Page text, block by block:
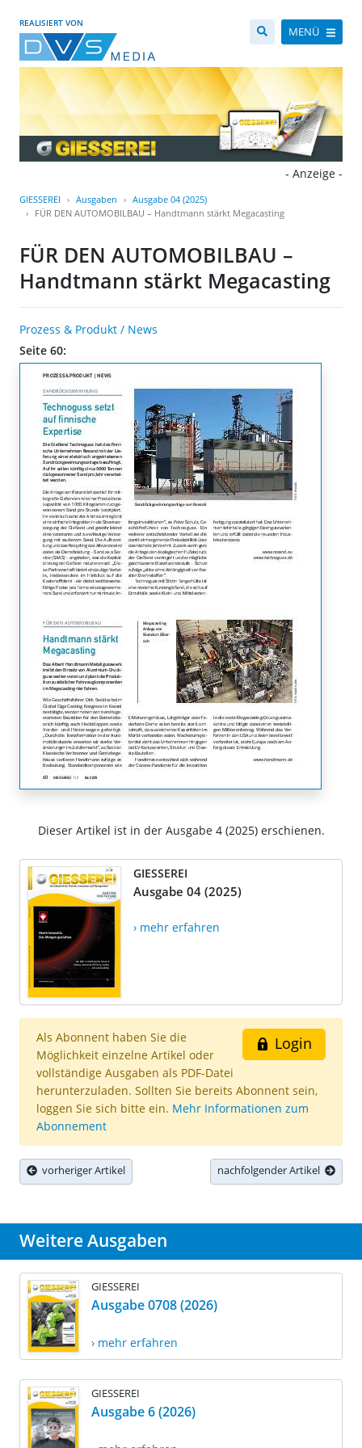
REALISIERT VON
MENÜ
- Anzeige -
GIESSEREI Ausgaben
Ausgabe 04 (2025)
FÜR DEN AUTOMOBILBAU – Handtmann stärkt Megacasting
FÜR DEN AUTOMOBILBAU –
Handtmann stärkt Megacasting
Prozess & Produkt / News
Seite 60:
Dieser Artikel ist in der Ausgabe 4 (2025) erschienen.
GIESSEREI
Ausgabe 04 (2025)
› mehr erfahren
Login
Als Abonnent haben Sie die
Möglichkeit einzelne Artikel oder
vollständige Ausgaben als PDF-Datei
herunterzuladen. Sollten Sie bereits Abonnent sein,
loggen Sie sich bitte ein. Mehr Informationen zum
Abonnement
vorheriger Artikel nachfolgender Artikel
Weitere Ausgaben
GIESSEREI
Ausgabe 0708 (2026)
› mehr erfahren
GIESSEREI
Ausgabe 6 (2026)